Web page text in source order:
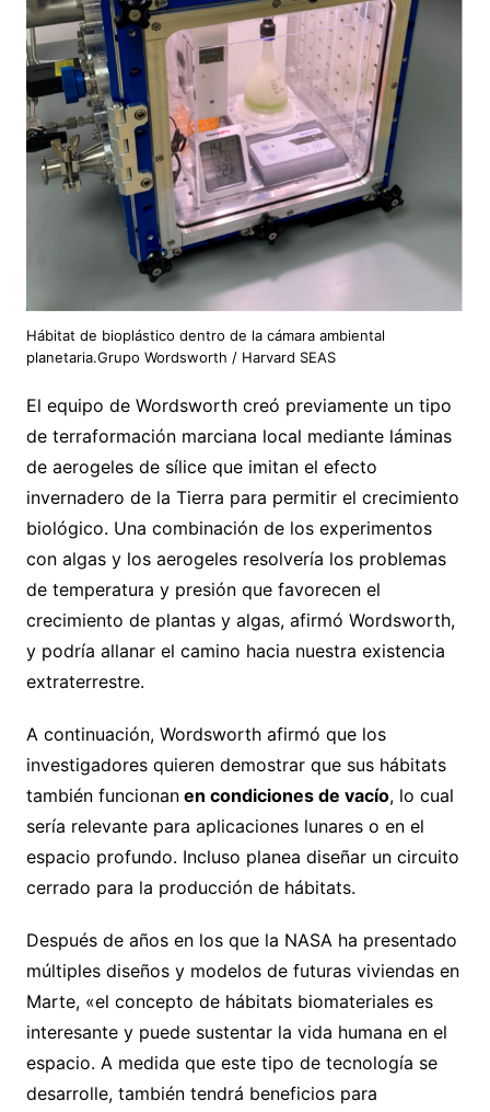
Hábitat de bioplástico dentro de la cámara ambiental
planetaria.Grupo Wordsworth / Harvard SEAS
El equipo de Wordsworth creó previamente un tipo
de terraformación marciana local mediante láminas
de aerogeles de sílice que imitan el efecto
invernadero de la Tierra para permitir el crecimiento
biológico. Una combinación de los experimentos
con algas y los aerogeles resolvería los problemas
de temperatura y presión que favorecen el
crecimiento de plantas y algas, afirmó Wordsworth,
y podría allanar el camino hacia nuestra existencia
extraterrestre.
A continuación, Wordsworth afirmó que los
investigadores quieren demostrar que sus hábitats
también funcionanen condiciones de vacío, lo cual
sería relevante para aplicaciones lunares o en el
espacio profundo. Incluso planea diseñar un circuito
cerrado para la producción de hábitats.
Después de años en los que la NASA ha presentado
múltiples diseños y modelos de futuras viviendas en
Marte, «el concepto de hábitats biomateriales es
interesante y puede sustentar la vida humana en el
espacio. A medida que este tipo de tecnología se
desarrolle, también tendrá beneficios para